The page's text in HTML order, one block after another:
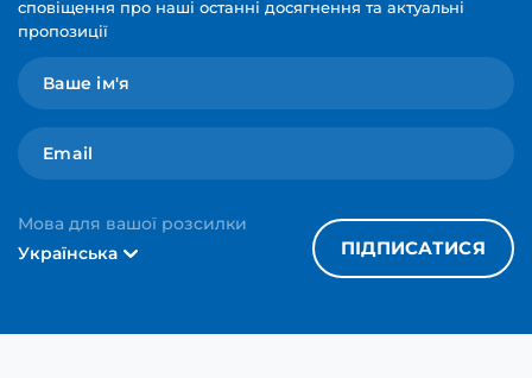
сповіщення про наші останні досягнення та актуальні
пропозиції
Мова для вашої розсилки
Українська
ПІДПИСАТИСЯ